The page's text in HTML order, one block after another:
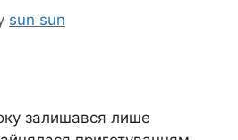
sun sun
залишався лише